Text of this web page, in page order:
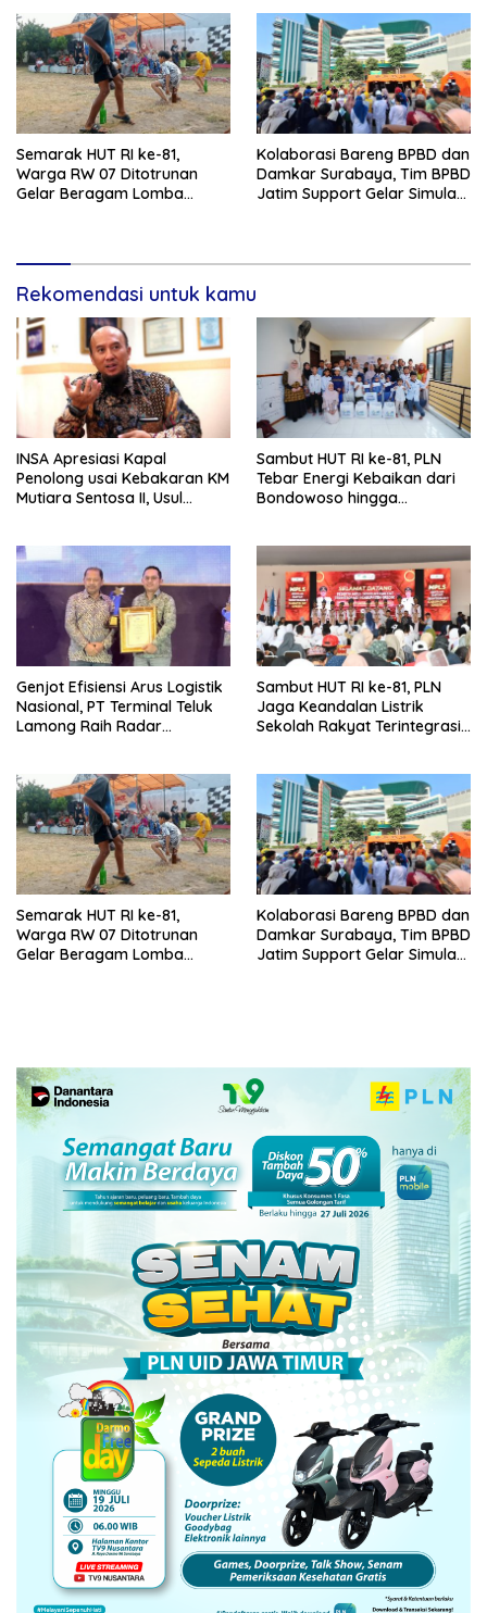
Semarak HUT RI ke-81,
Warga RW 07 Ditotrunan
Gelar Beragam Lomba
Kolaborasi Bareng BPBD dan
Damkar Surabaya, Tim BPBD
Jatim Support Gelar Simulasi
Rekomendasi untuk kamu
INSA Apresiasi Kapal
Penolong usai Kebakaran KM
Mutiara Sentosa II, Usul
Sambut HUT RI ke-81, PLN
Tebar Energi Kebaikan dari
Bondowoso hingga
Genjot Efisiensi Arus Logistik
Nasional, PT Terminal Teluk
Lamong Raih Radar
Sambut HUT RI ke-81, PLN
Jaga Keandalan Listrik
Sekolah Rakyat Terintegrasi 1
Semarak HUT RI ke-81,
Warga RW 07 Ditotrunan
Gelar Beragam Lomba
Kolaborasi Bareng BPBD dan
Damkar Surabaya, Tim BPBD
Jatim Support Gelar Simulasi